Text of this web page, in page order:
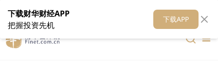
在线客服 关于我们 财华媒体矩阵 财华智库
下载财华财经APP
把握投资先机
下载APP